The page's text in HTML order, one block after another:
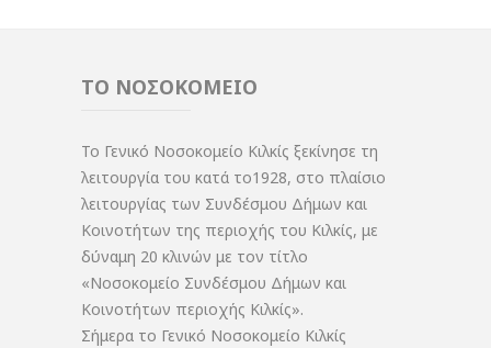
ΤΟ ΝΟΣΟΚΟΜΕΙΟ
Το Γενικό Νοσοκομείο Κιλκίς ξεκίνησε τη
λειτουργία του κατά το1928, στο πλαίσιο
λειτουργίας των Συνδέσμου Δήμων και
Κοινοτήτων της περιοχής του Κιλκίς, με
δύναμη 20 κλινών με τον τίτλο
«Νοσοκομείο Συνδέσμου Δήμων και
Κοινοτήτων περιοχής Κιλκίς».
Σήμερα το Γενικό Νοσοκομείο Κιλκίς